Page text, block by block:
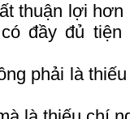
thuận lợi
đầy đủ tiện
phải là